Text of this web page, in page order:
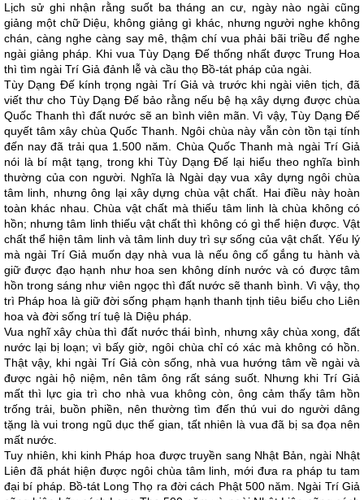
Lịch sử ghi nhận rằng suốt ba tháng an cư, ngày nào ngài cũng
giảng một chữ Diệu, không giảng gì khác, nhưng người nghe không
chán, càng nghe càng say mê, thậm chí vua phải bãi triều để nghe
ngài giảng pháp. Khi vua Tùy Dạng Đế thống nhất được Trung Hoa
thì tìm ngài Trí Giả đảnh lễ và cầu thọ Bồ-tát pháp của ngài.
Tùy Dạng Đế kính trọng ngài Trí Giả và trước khi ngài viên tịch, đã
viết thư cho Tùy Dạng Đế bảo rằng nếu bệ hạ xây dựng được chùa
Quốc Thanh thì đất nước sẽ an bình viên mãn. Vì vậy, Tùy Dạng Đế
quyết tâm xây chùa Quốc Thanh. Ngôi chùa này vẫn còn tồn tại tính
đến nay đã trải qua 1.500 năm. Chùa Quốc Thanh mà ngài Trí Giả
nói là bí mật tạng, trong khi Tùy Dạng Đế lại hiểu theo nghĩa bình
thường của con người. Nghĩa là Ngài dạy vua xây dựng ngôi chùa
tâm linh, nhưng ông lại xây dựng chùa vật chất. Hai điều này hoàn
toàn khác nhau. Chùa vật chất mà thiếu tâm linh là chùa không có
hồn; nhưng tâm linh thiếu vật chất thì không có gì thể hiện được. Vật
chất thể hiện tâm linh và tâm linh duy trì sự sống của vật chất. Yếu lý
mà ngài Trí Giả muốn dạy nhà vua là nếu ông cố gắng tu hành và
giữ được đạo hạnh như hoa sen không dính nước và có được tâm
hồn trong sáng như viên ngọc thì đất nước sẽ thanh bình. Vì vậy, thọ
trì Pháp hoa là giữ đời sống phạm hạnh thanh tịnh tiêu biểu cho Liên
hoa và đời sống trí tuệ là Diệu pháp.
Vua nghĩ xây chùa thì đất nước thái bình, nhưng xây chùa xong, đất
nước lại bị loạn; vì bấy giờ, ngôi chùa chỉ có xác mà không có hồn.
Thật vậy, khi ngài Trí Giả còn sống, nhà vua hướng tâm về ngài và
được ngài hộ niệm, nên tâm ông rất sáng suốt. Nhưng khi Trí Giả
mất thì lực gia trì cho nhà vua không còn, ông cảm thấy tâm hồn
trống trải, buồn phiền, nên thường tìm đến thú vui do người dâng
tặng là vui trong ngũ dục thế gian, tất nhiên là vua đã bị sa đọa nên
mất nước.
Tuy nhiên, khi kinh Pháp hoa được truyền sang Nhật Bản, ngài Nhật
Liên đã phát hiện được ngôi chùa tâm linh, mới đưa ra pháp tu tam
đại bí pháp. Bồ-tát Long Thọ ra đời cách Phật 500 năm. Ngài Trí Giả